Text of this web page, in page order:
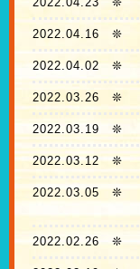
2022.04.16 ❊
2022.04.02 ❊
2022.03.26 ❊
2022.03.19 ❊
2022.03.12❊
2022.03.05 ❊
2022.02.26 ❊